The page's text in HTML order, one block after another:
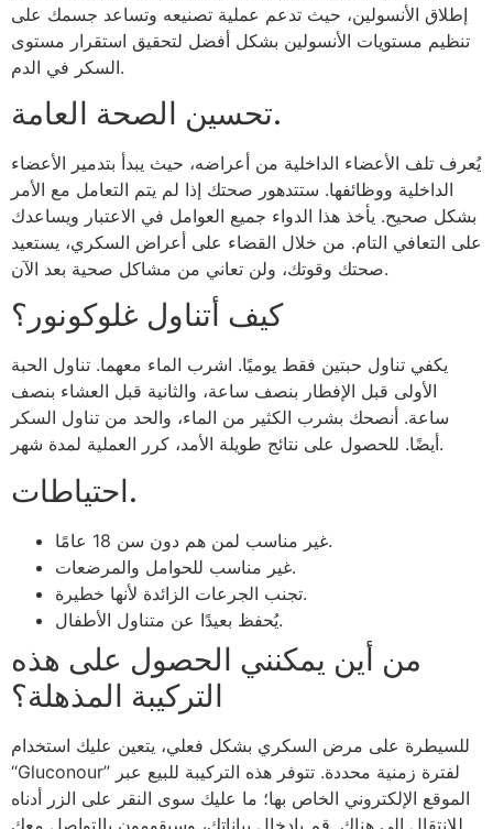
إطلاق الأنسولين، حيث تدعم عملية تصنيعه وتساعد جسمك على
تنظيم مستويات الأنسولين بشكل أفضل لتحقيق استقرار مستوى
السكر في الدم.
تحسين الصحة العامة.
يُعرف تلف الأعضاء الداخلية من أعراضه، حيث يبدأ بتدمير الأعضاء
الداخلية ووظائفها. ستتدهور صحتك إذا لم يتم التعامل مع الأمر
بشكل صحيح. يأخذ هذا الدواء جميع العوامل في الاعتبار ويساعدك
على التعافي التام. من خلال القضاء على أعراض السكري، يستعيد
صحتك وقوتك، ولن تعاني من مشاكل صحية بعد الآن.
كيف أتناول غلوكونور؟
يكفي تناول حبتين فقط يوميًا. اشرب الماء معهما. تناول الحبة
الأولى قبل الإفطار بنصف ساعة، والثانية قبل العشاء بنصف
ساعة. أنصحك بشرب الكثير من الماء، والحد من تناول السكر
أيضًا. للحصول على نتائج طويلة الأمد، كرر العملية لمدة شهر.
احتياطات.
غير مناسب لمن هم دون سن 18 عامًا.
غير مناسب للحوامل والمرضعات.
تجنب الجرعات الزائدة لأنها خطيرة.
يُحفظ بعيدًا عن متناول الأطفال.
من أين يمكنني الحصول على هذه
التركيبة المذهلة؟
للسيطرة على مرض السكري بشكل فعلي، يتعين عليك استخدام
“Gluconour” لفترة زمنية محددة. تتوفر هذه التركيبة للبيع عبر
الموقع الإلكتروني الخاص بها؛ ما عليك سوى النقر على الزر أدناه